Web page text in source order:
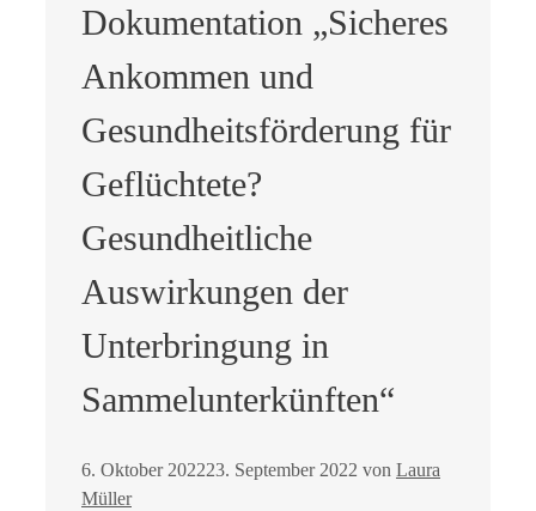
Dokumentation „Sicheres
Ankommen und
Gesundheitsförderung für
Geflüchtete?
Gesundheitliche
Auswirkungen der
Unterbringung in
Sammelunterkünften“
6. Oktober 202223. September 2022 von Laura
Müller